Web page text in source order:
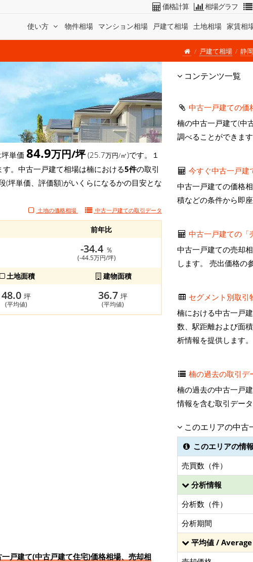
使い方 物件相場 マンション相場 戸建て相場 土地相場 家賃相
価格計算 相場グラフ
戸建て相場 静
単価 84.9万円/坪(25.7万円/㎡)です。１
。中古一戸建て相場は楠における5件の取引
(坪単価、評価額)がいくらになるかの目安とな
土地の価格相場 中古一戸建ての取引データ
前年比
-34.4 ％
(-44.5万円/坪)
土地面積 建物面積
48.0坪
(平均値)
36.7 坪
(平均値)
一戸建て(中古戸建て住宅)価格相場、売却相
コンテンツ一覧
中古一戸建ての価
楠の中古一戸建て(中
調べることができます
今すぐ中古一戸建
中古一戸建ての価格
積などの条件から即
中古一戸建ての「
中古一戸建ての売却
します。 売出価格の
セグメント別取引
楠における中古一戸
数、駅距離および面
析情報を提供します。
楠の過去の取引デ
楠の過去の中古一戸
情報を含む取引データ
このエリアの中古
このエリアの情報
売買数（件）
分析情報
分析数（件）
分析期間
平均値 / Average